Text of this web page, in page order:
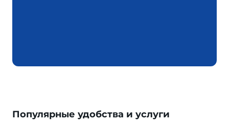
Популярные удобства и услуги